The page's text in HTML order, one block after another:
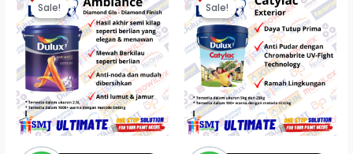
Sale!
Sale! Sale!
Sale!